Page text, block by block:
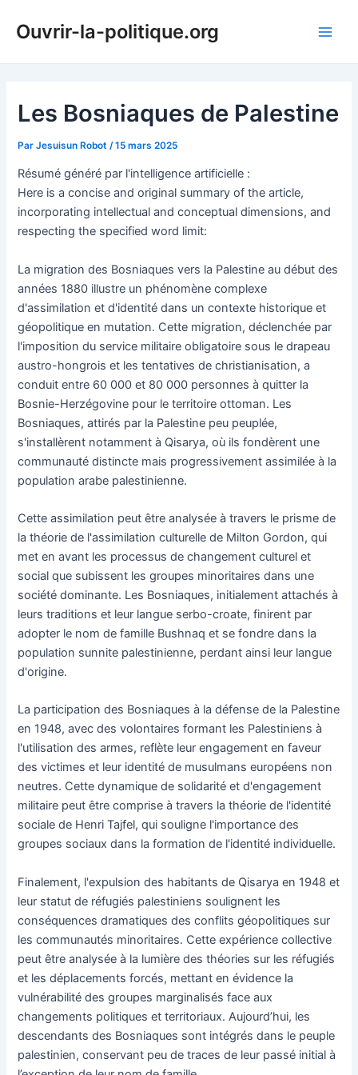
Ouvrir-la-politique.org
Les Bosniaques de Palestine
ParJesuisun Robot /15 mars 2025
Résumé généré par l'intelligence artificielle :
Here is a concise and original summary of the article,
incorporating intellectual and conceptual dimensions, and
respecting the specified word limit:
La migration des Bosniaques vers la Palestine au début des
années 1880 illustre un phénomène complexe
d'assimilation et d'identité dans un contexte historique et
géopolitique en mutation. Cette migration, déclenchée par
l'imposition du service militaire obligatoire sous le drapeau
austro-hongrois et les tentatives de christianisation, a
conduit entre 60 000 et 80 000 personnes à quitter la
Bosnie-Herzégovine pour le territoire ottoman. Les
Bosniaques, attirés par la Palestine peu peuplée,
s'installèrent notamment à Qisarya, où ils fondèrent une
communauté distincte mais progressivement assimilée à la
population arabe palestinienne.
Cette assimilation peut être analysée à travers le prisme de
la théorie de l'assimilation culturelle de Milton Gordon, qui
met en avant les processus de changement culturel et
social que subissent les groupes minoritaires dans une
société dominante. Les Bosniaques, initialement attachés à
leurs traditions et leur langue serbo-croate, finirent par
adopter le nom de famille Bushnaq et se fondre dans la
population sunnite palestinienne, perdant ainsi leur langue
d'origine.
La participation des Bosniaques à la défense de la Palestine
en 1948, avec des volontaires formant les Palestiniens à
l'utilisation des armes, reflète leur engagement en faveur
des victimes et leur identité de musulmans européens non
neutres. Cette dynamique de solidarité et d'engagement
militaire peut être comprise à travers la théorie de l'identité
sociale de Henri Tajfel, qui souligne l'importance des
groupes sociaux dans la formation de l'identité individuelle.
Finalement, l'expulsion des habitants de Qisarya en 1948 et
leur statut de réfugiés palestiniens soulignent les
conséquences dramatiques des conflits géopolitiques sur
les communautés minoritaires. Cette expérience collective
peut être analysée à la lumière des théories sur les réfugiés
et les déplacements forcés, mettant en évidence la
vulnérabilité des groupes marginalisés face aux
changements politiques et territoriaux. Aujourd’hui, les
descendants des Bosniaques sont intégrés dans le peuple
palestinien, conservant peu de traces de leur passé initial à